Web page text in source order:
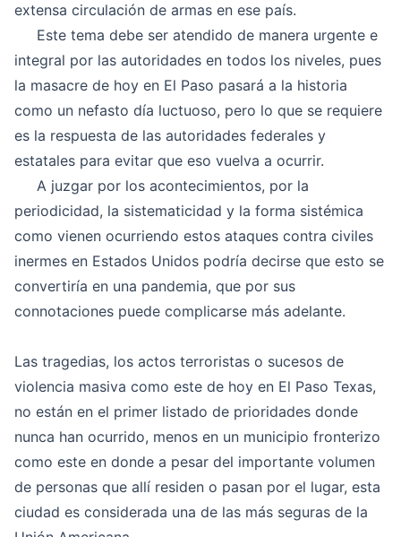
extensa circulación de armas en ese país.
Este tema debe ser atendido de manera urgente e
integral por las autoridades en todos los niveles, pues
la masacre de hoy en El Paso pasará a la historia
como un nefasto día luctuoso, pero lo que se requiere
es la respuesta de las autoridades federales y
estatales para evitar que eso vuelva a ocurrir.
A juzgar por los acontecimientos, por la
periodicidad, la sistematicidad y la forma sistémica
como vienen ocurriendo estos ataques contra civiles
inermes en Estados Unidos podría decirse que esto se
convertiría en una pandemia, que por sus
connotaciones puede complicarse más adelante.
Las tragedias, los actos terroristas o sucesos de
violencia masiva como este de hoy en El Paso Texas,
no están en el primer listado de prioridades donde
nunca han ocurrido, menos en un municipio fronterizo
como este en donde a pesar del importante volumen
de personas que allí residen o pasan por el lugar, esta
ciudad es considerada una de las más seguras de la